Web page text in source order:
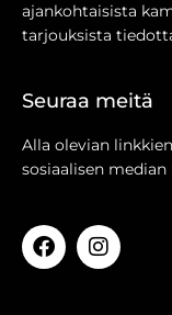
ajankohtaisista
tarjouksista
Seuraa meitä
Alla olevian
sosiaalisen